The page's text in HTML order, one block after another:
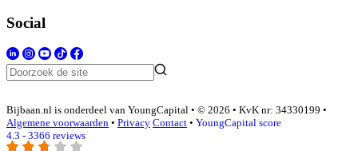
Social
Bijbaan.nl is onderdeel van YoungCapital • © 2026 • KvK nr: 34330199 •
Algemene voorwaarden • Privacy Contact • YoungCapital score
4.3 - 3366 reviews